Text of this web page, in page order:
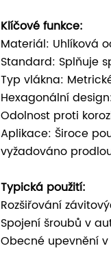
Klíčové funkce:
Materiál: Uhlíková
Standard: Splňuje
Typ vlákna:
Hexagonální
Odolnost proti
Aplikace: Široce
vyžadováno
Typická použití:
Rozšiřování
Spojení šroubů v
Obecné upevnění